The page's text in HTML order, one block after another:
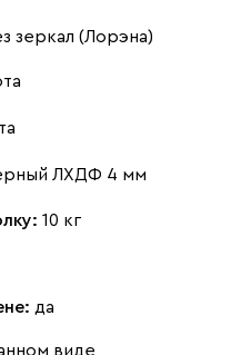
зеркал (Лорэна)
ЛХДФ 4 мм
10 кг
да
виде